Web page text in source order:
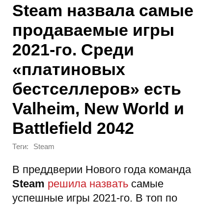
Steam назвала самые
продаваемые игры
2021-го. Среди
«платиновых
бестселлеров» есть
Valheim, New World и
Battlefield 2042
Теги: Steam
В преддверии Нового года команда
Steam решила назвать самые
успешные игры 2021-го. В топ по